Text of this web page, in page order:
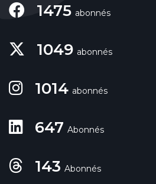
1475 abonnés
1049 abonnés
1014 abonnés
647 Abonnés
143 Abonnés